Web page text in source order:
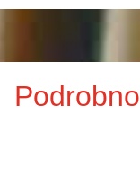
Podrobno